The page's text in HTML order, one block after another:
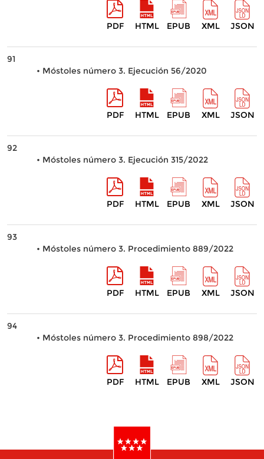
PDF HTML EPUB XML JSON
91
• Móstoles número 3. Ejecución 56/2020
PDF HTML EPUB XML JSON
92
• Móstoles número 3. Ejecución 315/2022
PDF HTML EPUB XML JSON
93
• Móstoles número 3. Procedimiento 889/2022
PDF HTML EPUB XML JSON
94
• Móstoles número 3. Procedimiento 898/2022
PDF HTML EPUB XML JSON